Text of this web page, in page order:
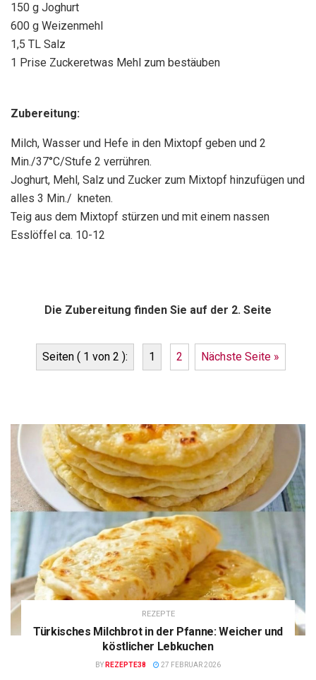
150 g Joghurt
600 g Weizenmehl
1,5 TL Salz
1 Prise Zuckeretwas Mehl zum bestäuben
Zubereitung:
Milch, Wasser und Hefe in den Mixtopf geben und 2
Min./37°C/Stufe 2 verrühren.
Joghurt, Mehl, Salz und Zucker zum Mixtopf hinzufügen und
alles 3 Min./ kneten.
Teig aus dem Mixtopf stürzen und mit einem nassen
Esslöffel ca. 10-12
Die Zubereitung finden Sie auf der 2. Seite
Seiten ( 1 von 2 ): 1 2 Nächste Seite »
REZEPTE
Türkisches Milchbrot in der Pfanne: Weicher und
köstlicher Lebkuchen
BY REZEPTE38 27 FEBRUAR 2026